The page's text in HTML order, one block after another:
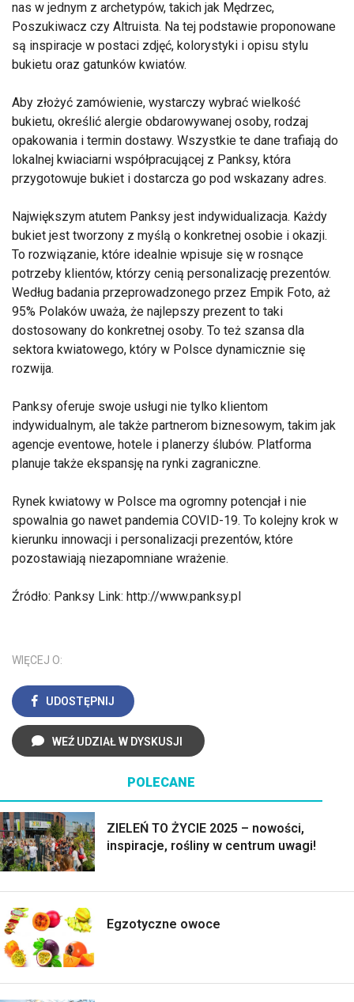
nas w jednym z archetypów, takich jak Mędrzec,
Poszukiwacz czy Altruista. Na tej podstawie proponowane
są inspiracje w postaci zdjęć, kolorystyki i opisu stylu
bukietu oraz gatunków kwiatów.
Aby złożyć zamówienie, wystarczy wybrać wielkość
bukietu, określić alergie obdarowywanej osoby, rodzaj
opakowania i termin dostawy. Wszystkie te dane trafiają do
lokalnej kwiaciarni współpracującej z Panksy, która
przygotowuje bukiet i dostarcza go pod wskazany adres.
Największym atutem Panksy jest indywidualizacja. Każdy
bukiet jest tworzony z myślą o konkretnej osobie i okazji.
To rozwiązanie, które idealnie wpisuje się w rosnące
potrzeby klientów, którzy cenią personalizację prezentów.
Według badania przeprowadzonego przez Empik Foto, aż
95% Polaków uważa, że najlepszy prezent to taki
dostosowany do konkretnej osoby. To też szansa dla
sektora kwiatowego, który w Polsce dynamicznie się
rozwija.
Panksy oferuje swoje usługi nie tylko klientom
indywidualnym, ale także partnerom biznesowym, takim jak
agencje eventowe, hotele i planerzy ślubów. Platforma
planuje także ekspansję na rynki zagraniczne.
Rynek kwiatowy w Polsce ma ogromny potencjał i nie
spowalnia go nawet pandemia COVID-19. To kolejny krok w
kierunku innowacji i personalizacji prezentów, które
pozostawiają niezapomniane wrażenie.
Źródło: Panksy Link: http://www.panksy.pl
WIĘCEJ O:
UDOSTĘPNIJ
WEŹ UDZIAŁ W DYSKUSJI
POLECANE
ZIELEŃ TO ŻYCIE 2025 – nowości,
inspiracje, rośliny w centrum uwagi!
Egzotyczne owoce